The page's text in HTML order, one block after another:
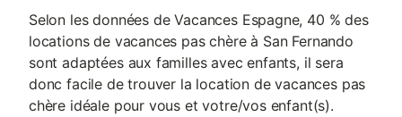
Selon les données de Vacances Espagne, 40 % des
locations de vacances pas chère à San Fernando
sont adaptées aux familles avec enfants, il sera
donc facile de trouver la location de vacances pas
chère idéale pour vous et votre/vos enfant(s).